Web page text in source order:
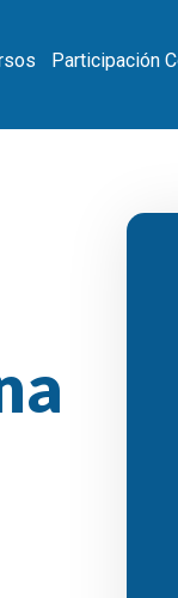
Participación